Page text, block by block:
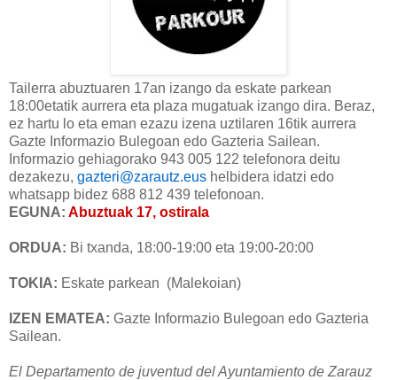
Tailerra abuztuaren 17an izango da eskate parkean
18:00etatik aurrera eta plaza mugatuak izango dira. Beraz,
ez hartu lo eta eman ezazu izena uztilaren 16tik aurrera
Gazte Informazio Bulegoan edo Gazteria Sailean.
Informazio gehiagorako 943 005 122 telefonora deitu
dezakezu, gazteri@zarautz.eus helbidera idatzi edo
whatsapp bidez 688 812 439 telefonoan.
EGUNA: Abuztuak 17, ostirala
ORDUA: Bi txanda, 18:00-19:00 eta 19:00-20:00
TOKIA: Eskate parkean (Malekoian)
IZEN EMATEA: Gazte Informazio Bulegoan edo Gazteria
Sailean.
El Departamento de juventud del Ayuntamiento de Zarauz